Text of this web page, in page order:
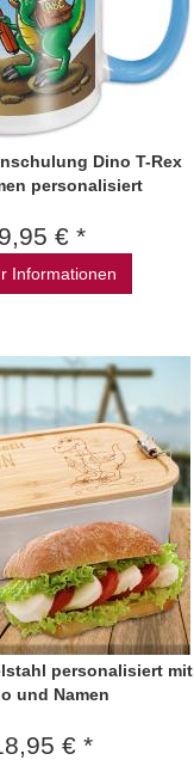
Dino T-Rex
personalisiert
9,95 € *
Informationen
personalisiert mit
und Namen
€ *